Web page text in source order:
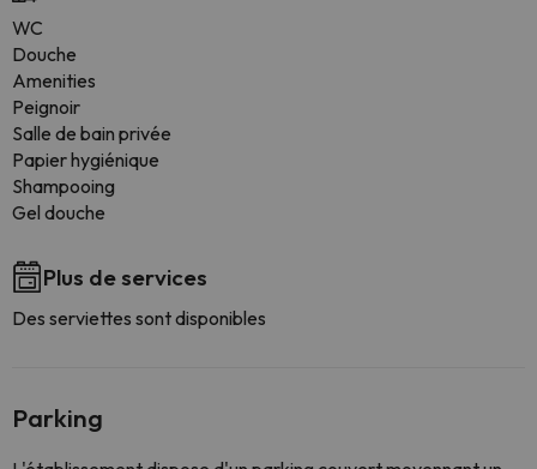
WC
Douche
Amenities
Peignoir
Salle de bain privée
Papier hygiénique
Shampooing
Gel douche
Plus de services
Des serviettes sont disponibles
Parking